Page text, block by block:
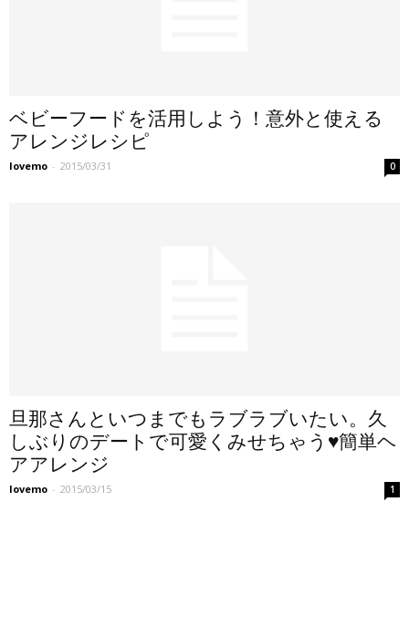
ベビーフードを活用しよう！意外と使える
アレンジレシピ
lovemo - 2015/03/31 0
旦那さんといつまでもラブラブいたい。久
しぶりのデートで可愛くみせちゃう♥簡単ヘ
アアレンジ
lovemo - 2015/03/15 1